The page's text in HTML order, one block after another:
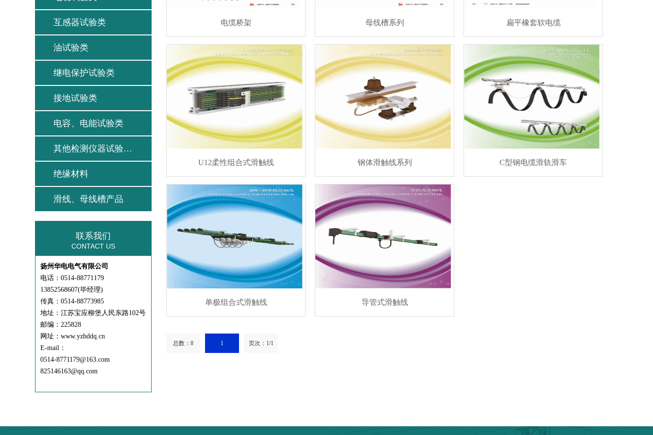
互感器试验类
油试验类
继电保护试验类
接地试验类
电容、电能试验类
其他检测仪器试验类…
绝缘材料
滑线、母线槽产品
联系我们
CONTACT US
扬州华电电气有限公司
电话：0514-88771179
13852568607(毕经理)
传真：0514-88773985
地址：江苏宝应柳堡人民东路102号
邮编：225828
网址：www.yzhddq.cn
E-mail：
0514-8771179@163.com
825146163@qq.com
电缆桥架 母线槽系列 扁平橡套软电缆
U12柔性组合式滑触线 钢体滑触线系列 C型钢电缆滑轨滑车
单极组合式滑触线 导管式滑触线
总数：8 1 页次：1/1